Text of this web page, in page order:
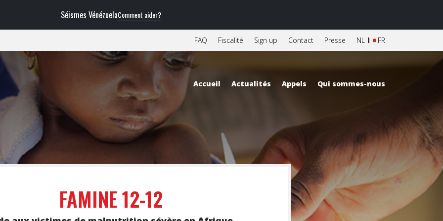
Séismes VénézuelaComment aider?
FAQ Fiscalité Sign up Contact Presse FR
NL
Accueil Actualités Appels Qui sommes-nous
FAMINE 12-12